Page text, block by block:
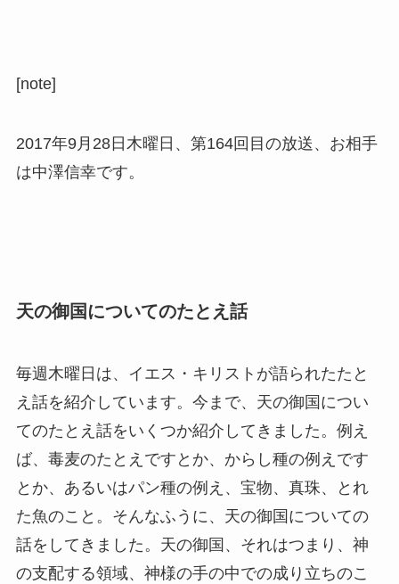
[note]
2017年9月28日木曜日、第164回目の放送、お相手
は中澤信幸です。
天の御国についてのたとえ話
毎週木曜日は、イエス・キリストが語られたたと
え話を紹介しています。今まで、天の御国につい
てのたとえ話をいくつか紹介してきました。例え
ば、毒麦のたとえですとか、からし種の例えです
とか、あるいはパン種の例え、宝物、真珠、とれ
た魚のこと。そんなふうに、天の御国についての
話をしてきました。天の御国、それはつまり、神
の支配する領域、神様の手の中での成り立ちのこ